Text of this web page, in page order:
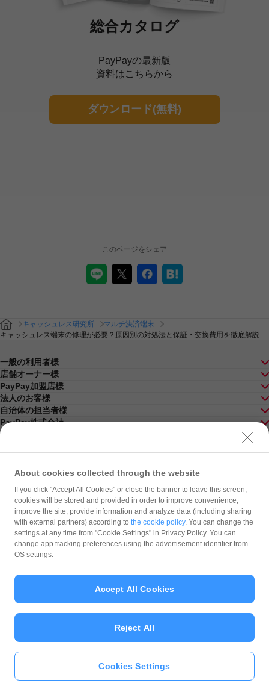
総合カタログ
PayPayの最新版
資料はこちらから
ダウンロード(無料)
このページをシェア
キャッシュレス研究所
マルチ決済端末
キャッシュレス端末の修理が必要？原因別の対処法と保証・交換費用を徹底解説
一般の利用者様
店舗オーナー様
PayPay加盟店様
法人のお客様
自治体の担当者様
PayPay株式会社
最新情報をチェック！
お知らせ サポート
利用規約・ガイドライン
商標・登録商標について
ソフトバンク人権ポリシー
ユーザープライバシーについて
ユーザーセキュリティについて
反社会的勢力に対する方針
About cookies collected through the website
If you click "Accept All Cookies" or close the banner to leave this screen,
cookies will be stored and provided in order to improve convenience,
improve the site, provide information and analyze data (including sharing
with external partners) according to the cookie policy. You can change the
settings at any time from "Cookie Settings" in Privacy Policy. You can
change app tracking preferences using the advertisement identifier from
OS settings.
Cookies Settings
Reject All
Accept All Cookies